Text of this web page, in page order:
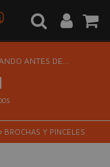
ANTES DE...
› BROCHAS Y PINCELES